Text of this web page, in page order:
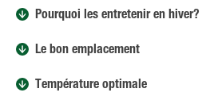
Pourquoi les entretenir en hiver?
Le bon emplacement
Température optimale